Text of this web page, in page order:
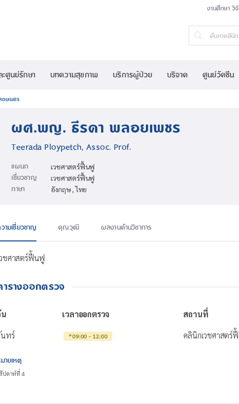
งานศึกษา วิ
ศูนย์รักษา บทความสุขภาพ บริการผู้ป่วย บริจาค ศูนย์วัคซีน
ยเพชร
ผศ.พญ. ธีรดา พลอยเพชร
Teerada Ploypetch, Assoc. Prof.
แผนก เวชศาสตร์ฟื้นฟู
เชี่ยวชาญ เวชศาสตร์ฟื้นฟู
ภาษา อังกฤษ , ไทย
ามเชี่ยวชาญ คุณวุฒิ ผลงานด้านวิชาการ
ชศาสตร์ฟื้นฟู
รางออกตรวจ
เวลาออกตรวจ สถานที่
ทร์ *09:00 - 12:00 คลินิกเวชศาสตร์
ายเหตุ
ปดาห์ที่ 4